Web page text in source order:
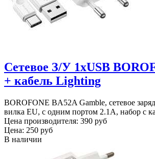
Сетевое З/У 1xUSB
+ кабель Lighting
BOROFONE BA52A Gamble, сетевое
вилка EU, с одним портом 2.1A, набор с
Цена производителя: 390 руб
Цена: 250 руб
В наличии